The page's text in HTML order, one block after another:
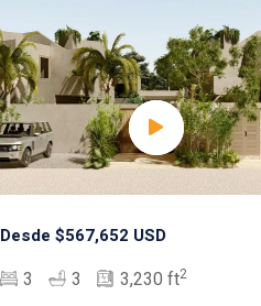
Desde $567,652 USD
3 3 3,230 ft2